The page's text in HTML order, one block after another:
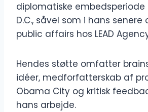
diplomatiske embedsperiode
D.C., såvel som i hans
public affairs hos LEAD
Hendes støtte omfatter
idéer, medforfatterskab af
Obama City og kritisk
hans arbejde.